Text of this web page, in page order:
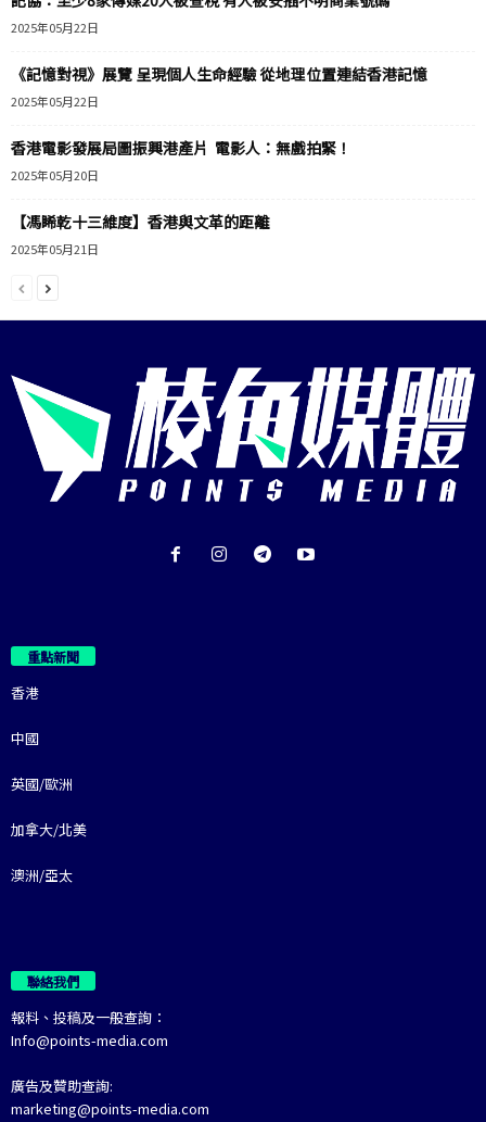
2025年05月22日
《記憶對視》展覽 呈現個人生命經驗 從地理位置連結香港記憶
2025年05月22日
香港電影發展局圖振興港產片 電影人：無戲拍緊！
2025年05月20日
【馮睎乾十三維度】香港與文革的距離
2025年05月21日
重點新聞
香港
中國
英國/歐洲
加拿大/北美
澳洲/亞太
聯絡我們
報料、投稿及一般查詢：
Info@points-media.com
廣告及贊助查詢:
marketing@points-media.com